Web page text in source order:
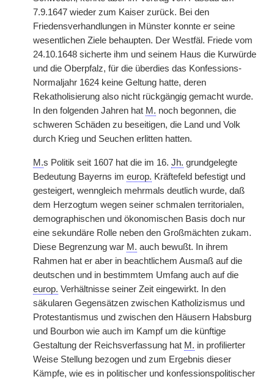
7.9.1647 wieder zum Kaiser zurück. Bei den
Friedensverhandlungen in Münster konnte er seine
wesentlichen Ziele behaupten. Der Westfäl. Friede vom
24.10.1648 sicherte ihm und seinem Haus die Kurwürde
und die Oberpfalz, für die überdies das Konfessions-
Normaljahr 1624 keine Geltung hatte, deren
Rekatholisierung also nicht rückgängig gemacht wurde.
In den folgenden Jahren hat M. noch begonnen, die
schweren Schäden zu beseitigen, die Land und Volk
durch Krieg und Seuchen erlitten hatten.
M.s Politik seit 1607 hat die im 16. Jh. grundgelegte
Bedeutung Bayerns im europ. Kräftefeld befestigt und
gesteigert, wenngleich mehrmals deutlich wurde, daß
dem Herzogtum wegen seiner schmalen territorialen,
demographischen und ökonomischen Basis doch nur
eine sekundäre Rolle neben den Großmächten zukam.
Diese Begrenzung war M. auch bewußt. In ihrem
Rahmen hat er aber in beachtlichem Ausmaß auf die
deutschen und in bestimmtem Umfang auch auf die
europ. Verhältnisse seiner Zeit eingewirkt. In den
säkularen Gegensätzen zwischen Katholizismus und
Protestantismus und zwischen den Häusern Habsburg
und Bourbon wie auch im Kampf um die künftige
Gestaltung der Reichsverfassung hat M. in profilierter
Weise Stellung bezogen und zum Ergebnis dieser
Kämpfe, wie es in politischer und konfessionspolitischer